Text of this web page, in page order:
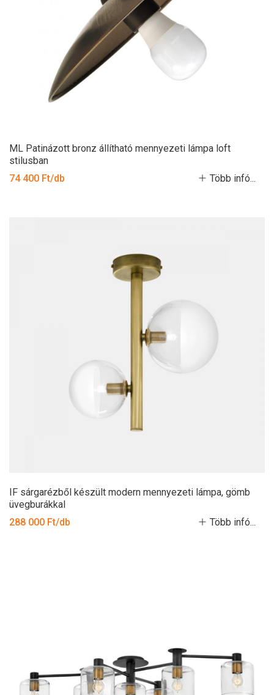
ML Patinázott bronz állítható mennyezeti lámpa loft
stilusban
74 400 Ft/db
Több infó...
IF sárgarézből készült modern mennyezeti lámpa, gömb
üvegburákkal
288 000 Ft/db
Több infó...